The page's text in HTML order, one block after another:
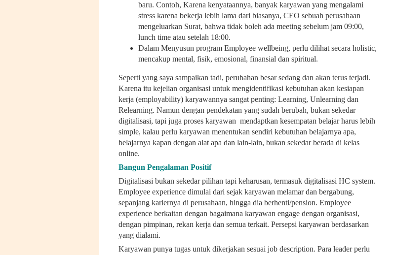
baru. Contoh, Karena kenyataannya, banyak karyawan yang mengalami
stress karena bekerja lebih lama dari biasanya, CEO sebuah perusahaan
mengeluarkan Surat, bahwa tidak boleh ada meeting sebelum jam 09:00,
lunch time atau setelah 18:00.
Dalam Menyusun program Employee wellbeing, perlu dilihat secara holistic,
mencakup mental, fisik, emosional, finansial dan spiritual.
Seperti yang saya sampaikan tadi, perubahan besar sedang dan akan terus terjadi.
Karena itu kejelian organisasi untuk mengidentifikasi kebutuhan akan kesiapan
kerja (employability) karyawannya sangat penting: Learning, Unlearning dan
Relearning. Namun dengan pendekatan yang sudah berubah, bukan sekedar
digitalisasi, tapi juga proses karyawan mendaptkan kesempatan belajar harus lebih
simple, kalau perlu karyawan menentukan sendiri kebutuhan belajarnya apa,
belajarnya kapan dengan alat apa dan lain-lain, bukan sekedar berada di kelas
online.
Bangun Pengalaman Positif
Digitalisasi bukan sekedar pilihan tapi keharusan, termasuk digitalisasi HC system.
Employee experience dimulai dari sejak karyawan melamar dan bergabung,
sepanjang kariernya di perusahaan, hingga dia berhenti/pension. Employee
experience berkaitan dengan bagaimana karyawan engage dengan organisasi,
dengan pimpinan, rekan kerja dan semua terkait. Persepsi karyawan berdasarkan
yang dialami.
Karyawan punya tugas untuk dikerjakan sesuai job description. Para leader perlu